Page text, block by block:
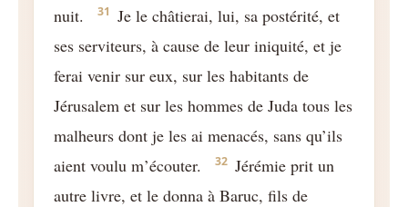
nuit.
31 Je le châtierai, lui, sa postérité, et
ses serviteurs, à cause de leur iniquité, et je
ferai venir sur eux, sur les habitants de
Jérusalem et sur les hommes de Juda tous les
malheurs dont je les ai menacés, sans qu’ils
aient voulu m’écouter.
32 Jérémie prit un
autre livre, et le donna à Baruc, fils de